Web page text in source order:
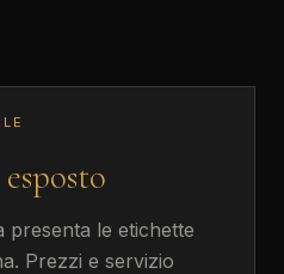
presenta le etichette
Prezzi e servizio